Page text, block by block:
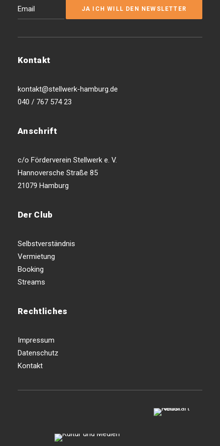
Kontakt
kontakt@stellwerk-hamburg.de
040 / 767 574 23
Anschrift
c/o Förderverein Stellwerk e. V.
Hannoversche Straße 85
21079 Hamburg
Der Club
Selbstverständnis
Vermietung
Booking
Streams
Rechtliches
Impressum
Datenschutz
Kontakt